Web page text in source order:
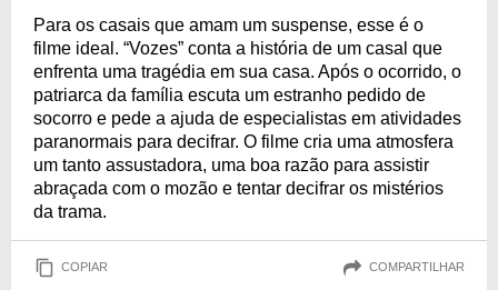
Para os casais que amam um suspense, esse é o
filme ideal. “Vozes” conta a história de um casal que
enfrenta uma tragédia em sua casa. Após o ocorrido, o
patriarca da família escuta um estranho pedido de
socorro e pede a ajuda de especialistas em atividades
paranormais para decifrar. O filme cria uma atmosfera
um tanto assustadora, uma boa razão para assistir
abraçada com o mozão e tentar decifrar os mistérios
da trama.
COPIAR COMPARTILHAR